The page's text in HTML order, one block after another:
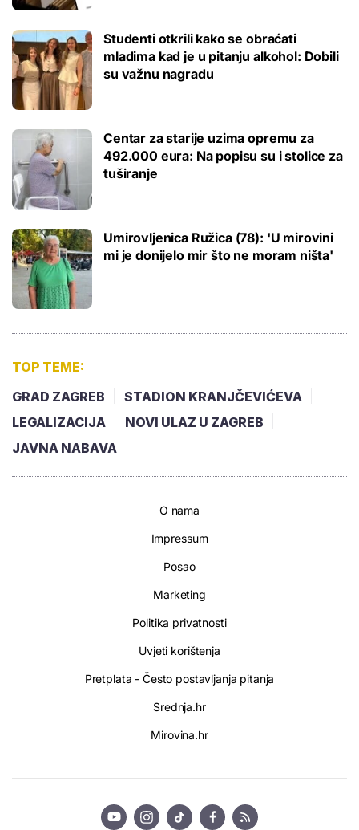
Studenti otkrili kako se obraćati
mladima kad je u pitanju alkohol: Dobili
su važnu nagradu
Centar za starije uzima opremu za
492.000 eura: Na popisu su i stolice za
tuširanje
Umirovljenica Ružica (78): 'U mirovini
mi je donijelo mir što ne moram ništa'
TOP TEME:
GRAD ZAGREB
STADION KRANJČEVIĆEVA
LEGALIZACIJA
NOVI ULAZ U ZAGREB
JAVNA NABAVA
O nama
Impressum
Posao
Marketing
Politika privatnosti
Uvjeti korištenja
Pretplata - Često postavljanja pitanja
Srednja.hr
Mirovina.hr